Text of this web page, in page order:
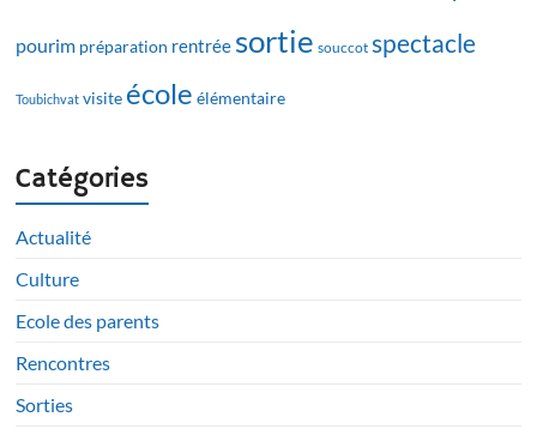
pourim préparation rentrée sortie souccot spectacle
Toubichvat visite école élémentaire
Catégories
Actualité
Culture
Ecole des parents
Rencontres
Sorties